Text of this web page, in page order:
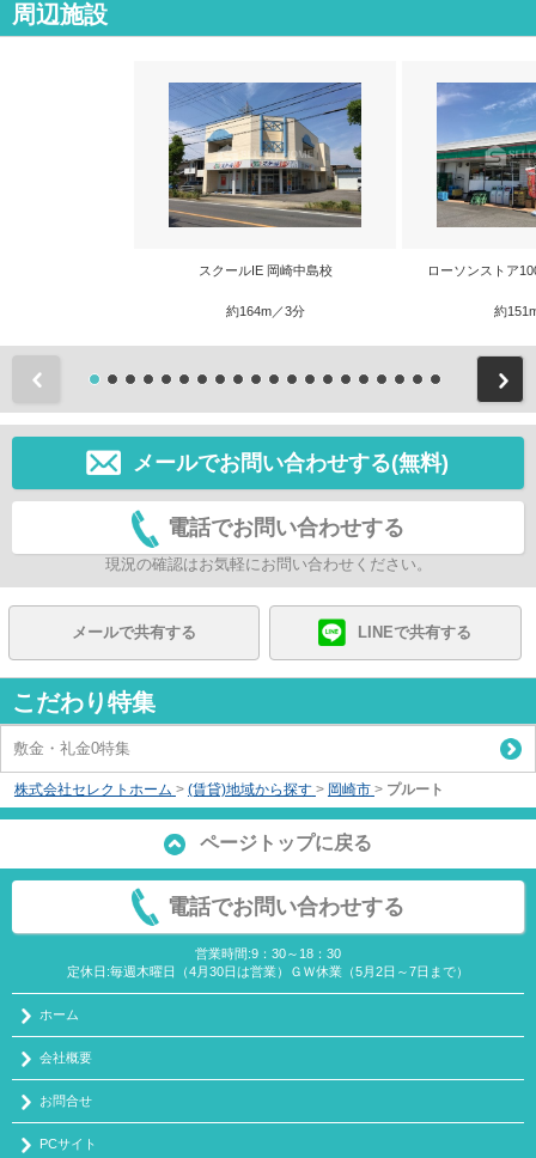
周辺施設
スクールIE 岡崎中島校
約164m／3分
ローソンストア
約
メールでお問い合わせする(無料)
電話でお問い合わせする
現況の確認はお気軽にお問い合わせください。
メールで共有する LINEで共有する
こだわり特集
敷金・礼金0特集
株式会社セレクトホーム > (賃貸)地域から探す > 岡崎市 > プルート
ページトップに戻る
電話でお問い合わせする
営業時間:9：30～18：30
定休日:毎週木曜日（4月30日は営業）ＧＷ休業（5月2日～7日まで）
ホーム
会社概要
お問合せ
PCサイト